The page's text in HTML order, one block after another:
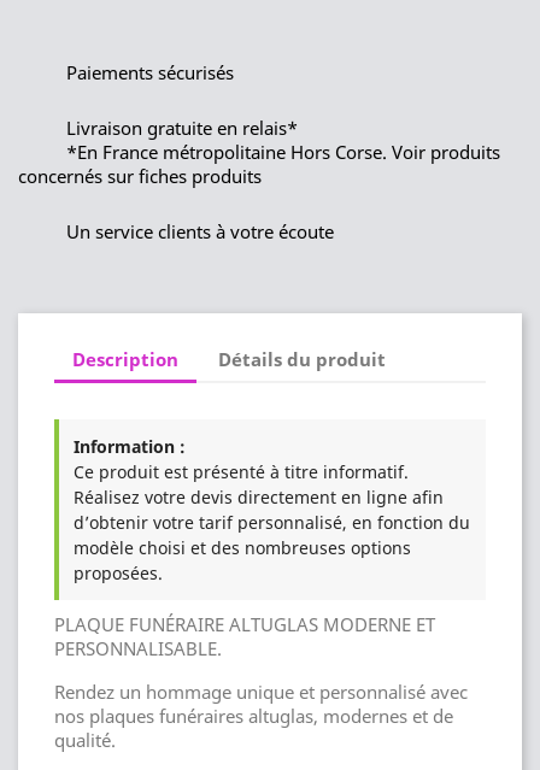
Paiements sécurisés
Livraison gratuite en relais*
*En France métropolitaine Hors Corse. Voir produits
concernés sur fiches produits
Un service clients à votre écoute
Description Détails du produit
Information :
Ce produit est présenté à titre informatif.
Réalisez votre devis directement en ligne afin
d’obtenir votre tarif personnalisé, en fonction du
modèle choisi et des nombreuses options
proposées.
PLAQUE FUNÉRAIRE ALTUGLAS MODERNE ET
PERSONNALISABLE.
Rendez un hommage unique et personnalisé avec
nos plaques funéraires altuglas, modernes et de
qualité.